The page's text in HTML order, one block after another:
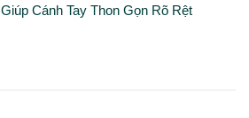
Giúp Cánh Tay Thon Gọn Rõ Rệt